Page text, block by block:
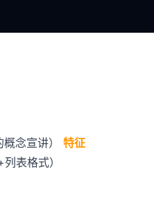
念宣讲） 特征
表格式）